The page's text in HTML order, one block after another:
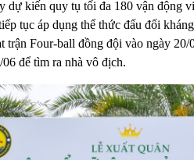
dự kiến quy tụ tối đa 180 vận động
tục áp dụng thể thức đấu đối
trận Four-ball đồng đội vào ngày
để tìm ra nhà vô địch.